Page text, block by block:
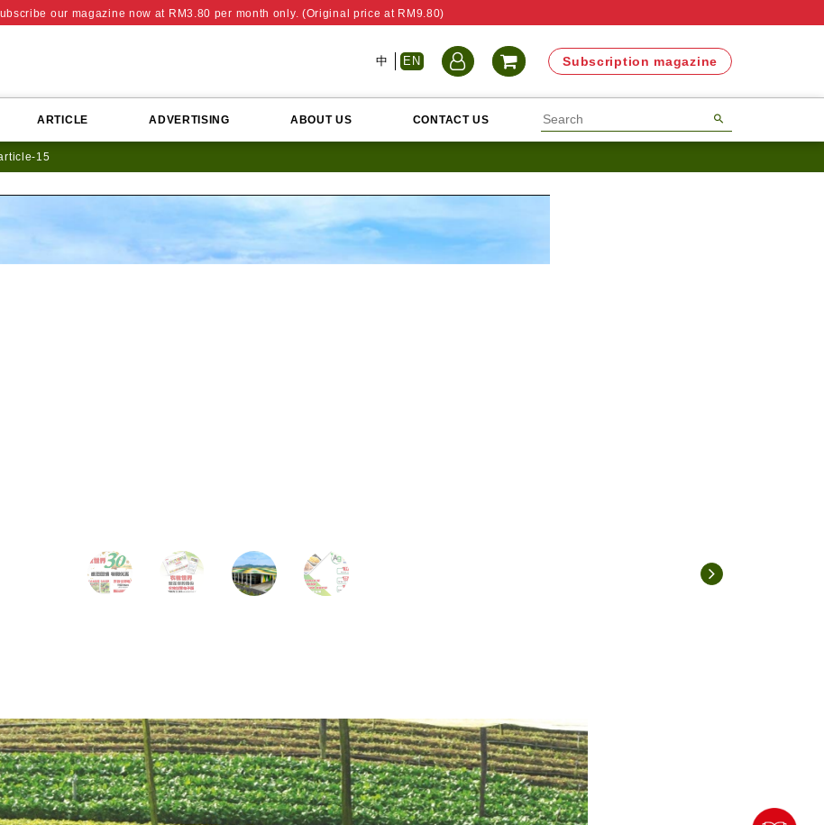
our magazine now at RM3.80 per month only. (Original price at RM9.80)
中 EN Subscription magazine
ARTICLE ADVERTISING ABOUT US CONTACT US
15